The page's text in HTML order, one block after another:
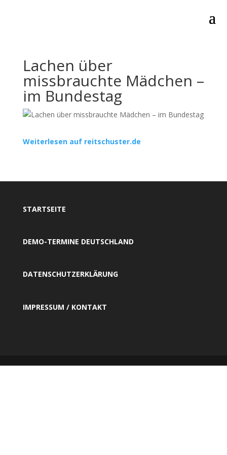
Lachen über
missbrauchte Mädchen –
im Bundestag
Weiterlesen auf reitschuster.de
STARTSEITE
DEMO-TERMINE DEUTSCHLAND
DATENSCHUTZERKLÄRUNG
IMPRESSUM / KONTAKT